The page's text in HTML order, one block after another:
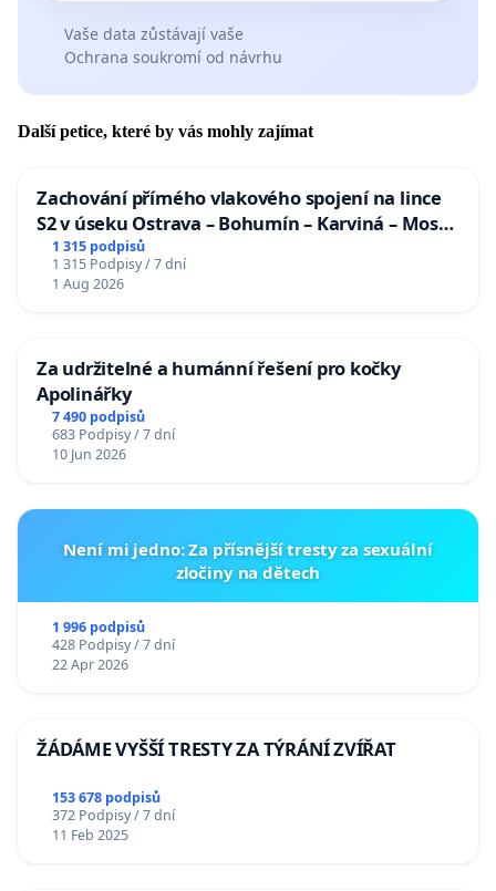
Vaše data zůstávají vaše
Ochrana soukromí od návrhu
Další petice, které by vás mohly zajímat
Zachování přímého vlakového spojení na lince
S2 v úseku Ostrava – Bohumín – Karviná – Mosty
u Jablunkova
1 315 podpisů
1 315 Podpisy / 7 dní
1 Aug 2026
Za udržitelné a humánní řešení pro kočky
Apolinářky
7 490 podpisů
683 Podpisy / 7 dní
10 Jun 2026
Není mi jedno: Za přísnější tresty za sexuální
zločiny na dětech
1 996 podpisů
428 Podpisy / 7 dní
22 Apr 2026
ŽÁDÁME VYŠŠÍ TRESTY ZA TÝRÁNÍ ZVÍŘAT
153 678 podpisů
372 Podpisy / 7 dní
11 Feb 2025